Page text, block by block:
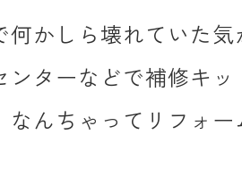
何かしら壊れていた
ンターなどで補修キ
なんちゃってリフォ